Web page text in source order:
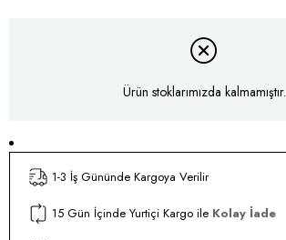
Ürün stoklarımızda kalmamıştır.
1-3 İş Gününde Kargoya Verilir
15 Gün İçinde Yurtiçi Kargo ile Kolay İade